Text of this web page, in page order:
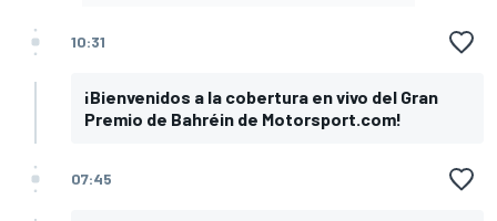
10:31
¡Bienvenidos a la cobertura en vivo del Gran
Premio de Bahréin de Motorsport.com!
07:45